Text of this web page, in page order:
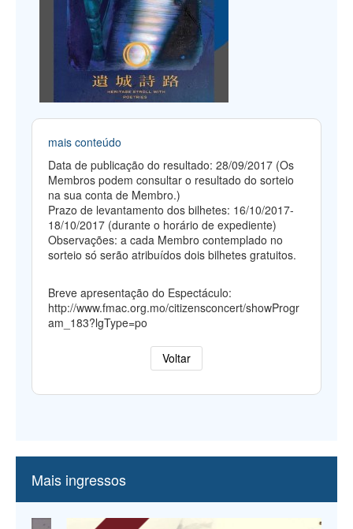
mais conteúdo
Data de publicação do resultado: 28/09/2017 (Os
Membros podem consultar o resultado do sorteio
na sua conta de Membro.)
Prazo de levantamento dos bilhetes: 16/10/2017-
18/10/2017 (durante o horário de expediente)
Observações: a cada Membro contemplado no
sorteio só serão atribuídos dois bilhetes gratuitos.
Breve apresentação do Espectáculo:
http://www.fmac.org.mo/citizensconcert/showProgr
am_183?lgType=po
Voltar
Mais ingressos